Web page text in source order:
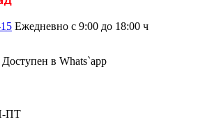
Ежедневно с 9:00 до 18:00 ч
Доступен в Whats`app
ПТ